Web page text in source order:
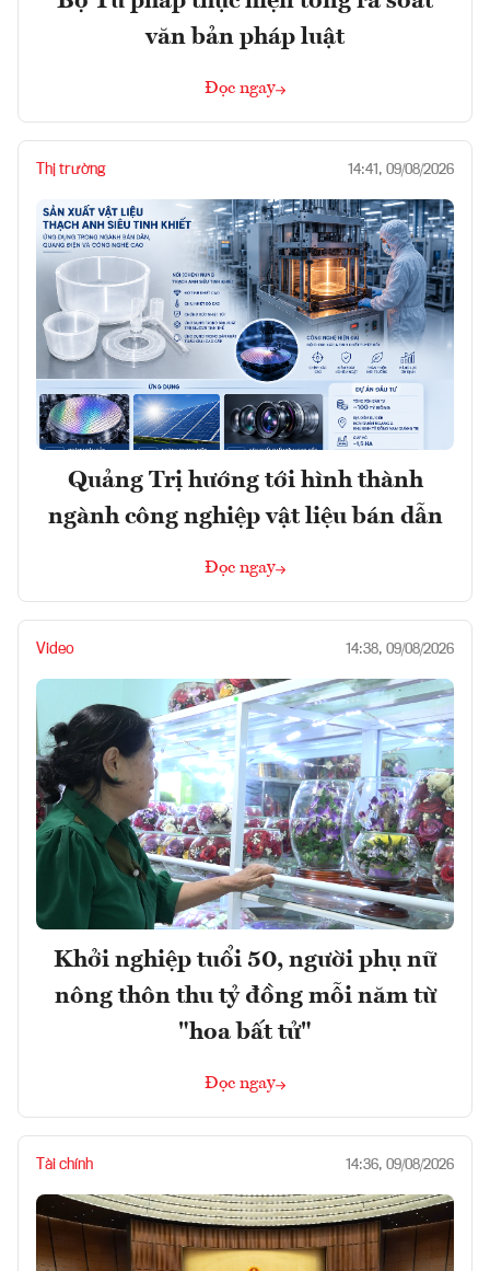
văn bản pháp luật
Đọc ngay
Thị trường 14:41, 09/08/2026
Quảng Trị hướng tới hình thành
ngành công nghiệp vật liệu bán dẫn
Đọc ngay
Video 14:38, 09/08/2026
Khởi nghiệp tuổi 50, người phụ nữ
nông thôn thu tỷ đồng mỗi năm từ
"hoa bất tử"
Đọc ngay
Tài chính 14:36, 09/08/2026